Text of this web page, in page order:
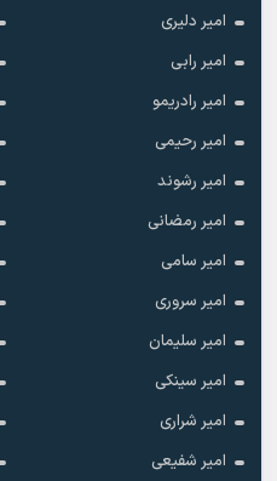
امیر دلیری
امیر رابی
امیر رادریمو
امیر رحیمی
امیر رشوند
امیر رمضانی
امیر سامی
امیر سروری
امیر سلیمان
امیر سینکی
امیر شراری
امیر شفیعی